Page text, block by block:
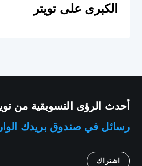
الكبرى على تويتر
أحدث الرؤى التسويقية من
رسائل في صندوق بريدك
اشتراك